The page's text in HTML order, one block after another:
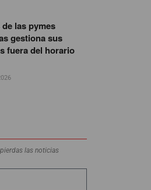
de las pymes
gestiona sus
fuera del horario
las noticias